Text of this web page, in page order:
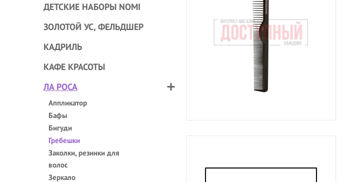
ДЕТСКИЕ НАБОРЫ NOMI
ЗОЛОТОЙ УС, ФЕЛЬДШЕР
КАДРИЛЬ
КАФЕ КРАСОТЫ
ЛА РОСА
Аппликатор
Бафы
Бигуди
Гребешки
Заколки, резинки для
волос
Зеркало